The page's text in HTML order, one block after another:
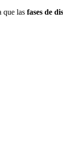
que las fases de